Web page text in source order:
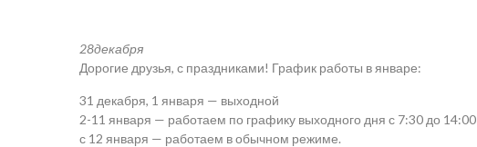
28декабря
Дорогие друзья, с праздниками! График работы в январе:
31 декабря, 1 января — выходной
2-11 января — работаем по графику выходного дня с 7:30 до 14:00
с 12 января — работаем в обычном режиме.